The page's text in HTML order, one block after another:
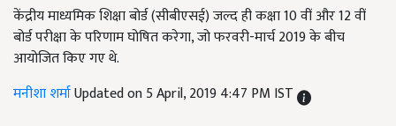
केंद्रीय माध्यमिक शिक्षा बोर्ड (सीबीएसई) जल्द ही कक्षा 10 वीं और 12 वीं
बोर्ड परीक्षा के परिणाम घोषित करेगा, जो फरवरी-मार्च 2019 के बीच
आयोजित किए गए थे.
मनीशा शर्माUpdated on 5 April, 2019 4:47 PM IST